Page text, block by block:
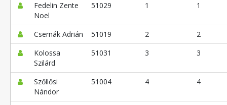
Fedelin Zente
Noel
51029 1 1
Csernák Adrián 51019 2
2
Kolossa
Szilárd
51031 3 3
Szőllősi
Nándor
51004 4 4